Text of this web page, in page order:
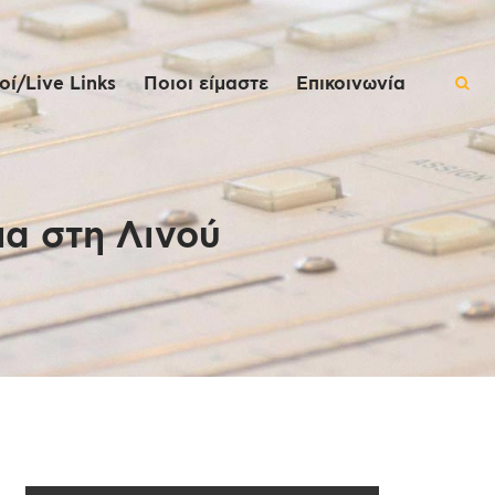
Live Links Ποιοι είμαστε Επικοινωνία
στη Λινού